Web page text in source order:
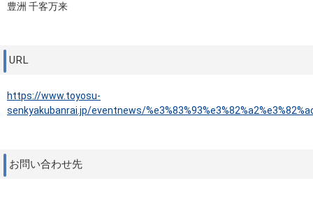
豊洲 千客万来
URL
https://www.toyosu-
senkyakubanrai.jp/eventnews/
お問い合わせ先